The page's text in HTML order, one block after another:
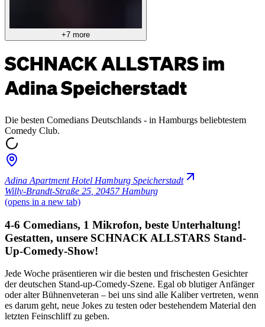
+7 more
SCHNACK ALLSTARS im
Adina Speicherstadt
Die besten Comedians Deutschlands - in Hamburgs beliebtestem
Comedy Club.
Adina Apartment Hotel Hamburg Speicherstadt
Willy-Brandt-Straße 25 20457 Hamburg
(opens in a new tab)
4-6 Comedians, 1 Mikrofon, beste Unterhaltung!
Gestatten, unsere SCHNACK ALLSTARS Stand-
Up-Comedy-Show!
Jede Woche präsentieren wir die besten und frischesten Gesichter
der deutschen Stand-up-Comedy-Szene. Egal ob blutiger Anfänger
oder alter Bühnenveteran – bei uns sind alle Kaliber vertreten, wenn
es darum geht, neue Jokes zu testen oder bestehendem Material den
letzten Feinschliff zu geben.